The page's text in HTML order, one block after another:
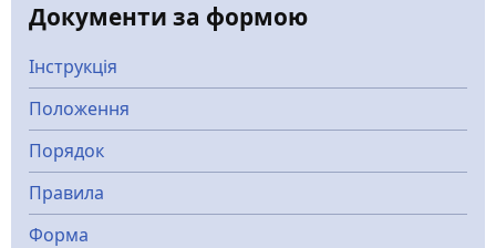
Документи за формою
Інструкція
Положення
Порядок
Правила
Форма